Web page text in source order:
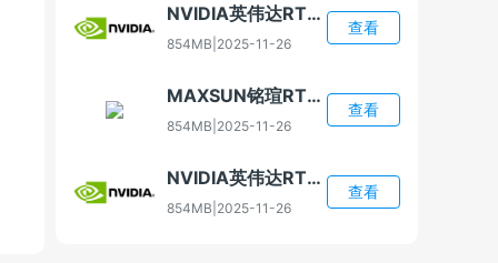
NVIDIA英伟达RTX 5060 Ti显卡驱动
854MB 2025-11-26
查看
MAXSUN铭瑄RTX 5060 Ti显卡驱动
854MB 2025-11-26
查看
NVIDIA英伟达RTX 5070显卡驱动
854MB 2025-11-26
查看